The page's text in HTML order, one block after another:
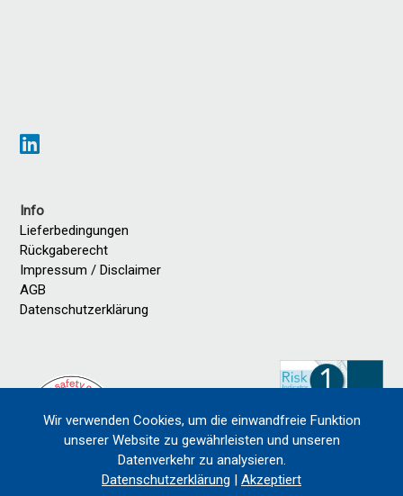
Info
Lieferbedingungen
Rückgaberecht
Impressum / Disclaimer
AGB
Datenschutzerklärung
Wir verwenden Cookies, um die einwandfreie Funktion
unserer Website zu gewährleisten und unseren
Datenverkehr zu analysieren.
Datenschutzerklärung | Akzeptiert